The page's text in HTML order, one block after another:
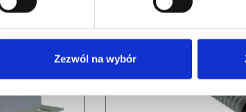
Zezwól na wybór